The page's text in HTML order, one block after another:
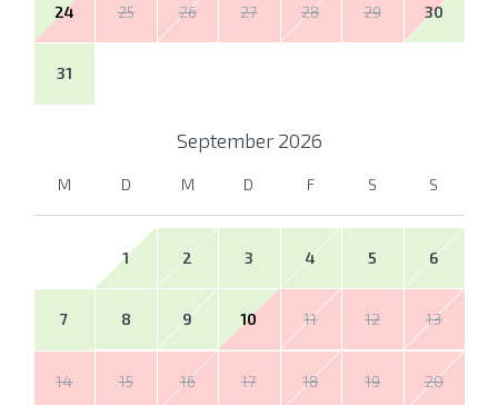
24 25 26 27 28 29 30
31
September 2026
M D M D F S S
1 2 3 4 5 6
7 8 9 10 11 12 13
14 15 16 17 18 19 20